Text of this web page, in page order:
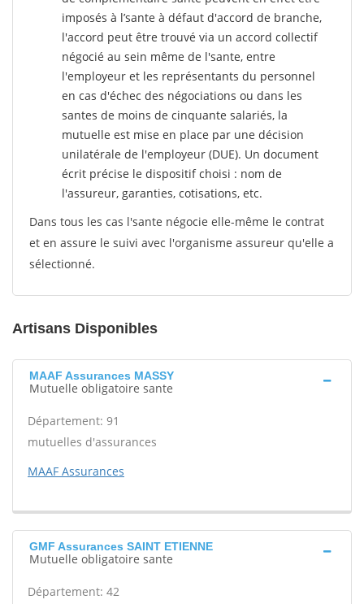
imposés à l’sante à défaut d'accord de branche,
l'accord peut être trouvé via un accord collectif
négocié au sein même de l'sante, entre
l'employeur et les représentants du personnel
en cas d'échec des négociations ou dans les
santes de moins de cinquante salariés, la
mutuelle est mise en place par une décision
unilatérale de l'employeur (DUE). Un document
écrit précise le dispositif choisi : nom de
l'assureur, garanties, cotisations, etc.
Dans tous les cas l'sante négocie elle-même le contrat
et en assure le suivi avec l'organisme assureur qu'elle a
sélectionné.
Artisans Disponibles
MAAF Assurances MASSY
Mutuelle obligatoire sante
Département: 91
mutuelles d'assurances
MAAF Assurances
GMF Assurances SAINT ETIENNE
Mutuelle obligatoire sante
Département: 42